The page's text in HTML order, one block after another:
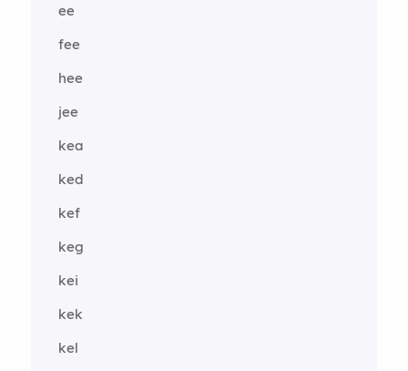
ee
fee
hee
jee
kea
ked
kef
keg
kei
kek
kel